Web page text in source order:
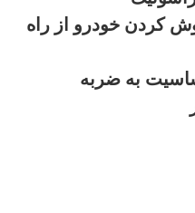
کردن خودرو از راه
به ضربه